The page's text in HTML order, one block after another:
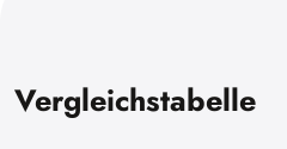
Vergleichstabelle